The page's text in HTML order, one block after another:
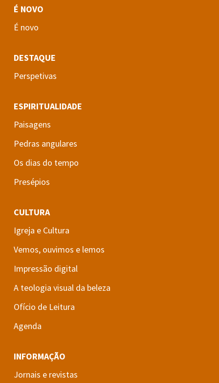
É NOVO
É novo
DESTAQUE
Perspetivas
ESPIRITUALIDADE
Paisagens
Pedras angulares
Os dias do tempo
Presépios
CULTURA
Igreja e Cultura
Vemos, ouvimos e lemos
Impressão digital
A teologia visual da beleza
Ofício de Leitura
Agenda
INFORMAÇÃO
Jornais e revistas